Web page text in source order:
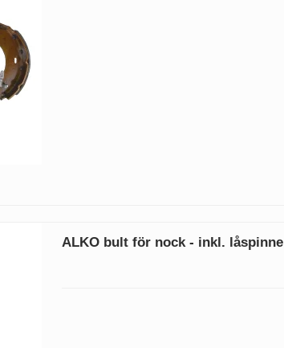
ALKO bult för nock - inkl. låspinne